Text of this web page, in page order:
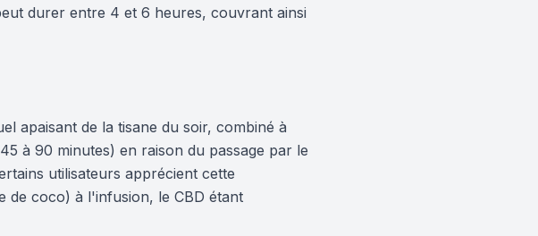
durer entre 4 et 6 heures, couvrant ainsi
apaisant de la tisane du soir, combiné à
à 90 minutes) en raison du passage par le
utilisateurs apprécient cette
de coco) à l'infusion, le CBD étant